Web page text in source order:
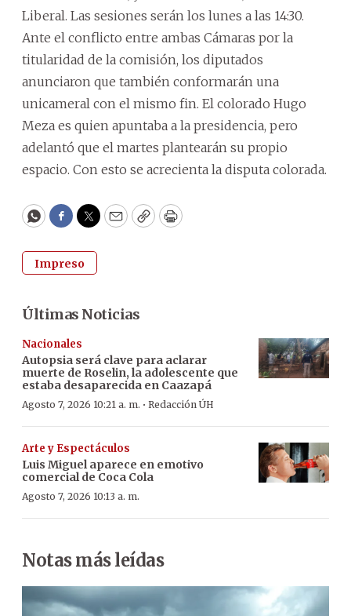
Liberal. Las sesiones serán los lunes a las 14:30.
Ante el conflicto entre ambas Cámaras por la
titularidad de la comisión, los diputados
anunciaron que también conformarán una
unicameral con el mismo fin. El colorado Hugo
Meza es quien apuntaba a la presidencia, pero
adelantó que el martes plantearán su propio
espacio. Con esto se acrecienta la disputa colorada.
WhatsApp
Facebook
Twitter
EmailCopyPrint
Impreso
Últimas Noticias
Nacionales
Autopsia será clave para aclarar
muerte de Roselin, la adolescente que
estaba desaparecida en Caazapá
Agosto 7, 2026 10:21 a. m. · Redacción ÚH
Arte y Espectáculos
Luis Miguel aparece en emotivo
comercial de Coca Cola
Agosto 7, 2026 10:13 a. m.
Notas más leídas